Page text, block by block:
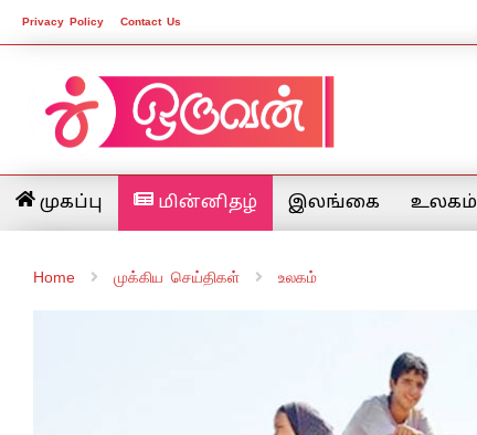
Privacy Policy Contact Us
முகப்பு மின்னிதழ் இலங்கை உலகம்
Home முக்கிய செய்திகள் உலகம்